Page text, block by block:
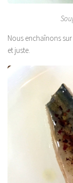
Nous enchaînons
et juste.